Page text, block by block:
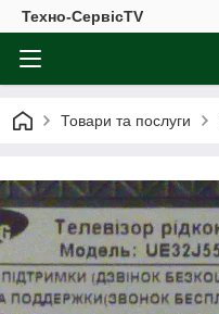
Техно-СервісTV
Товари та послуги